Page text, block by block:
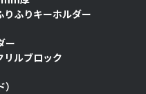
りふりキーホルダー
ー
リルブロック